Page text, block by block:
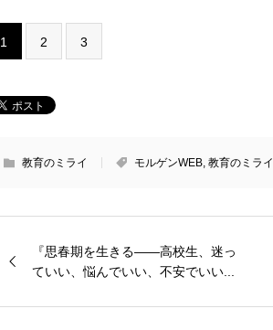
1 2 3
教育のミライ モルゲンWEB, 教育のミライ
『思春期を生きる――高校生、迷っ
ていい、悩んでいい、不安でいい...